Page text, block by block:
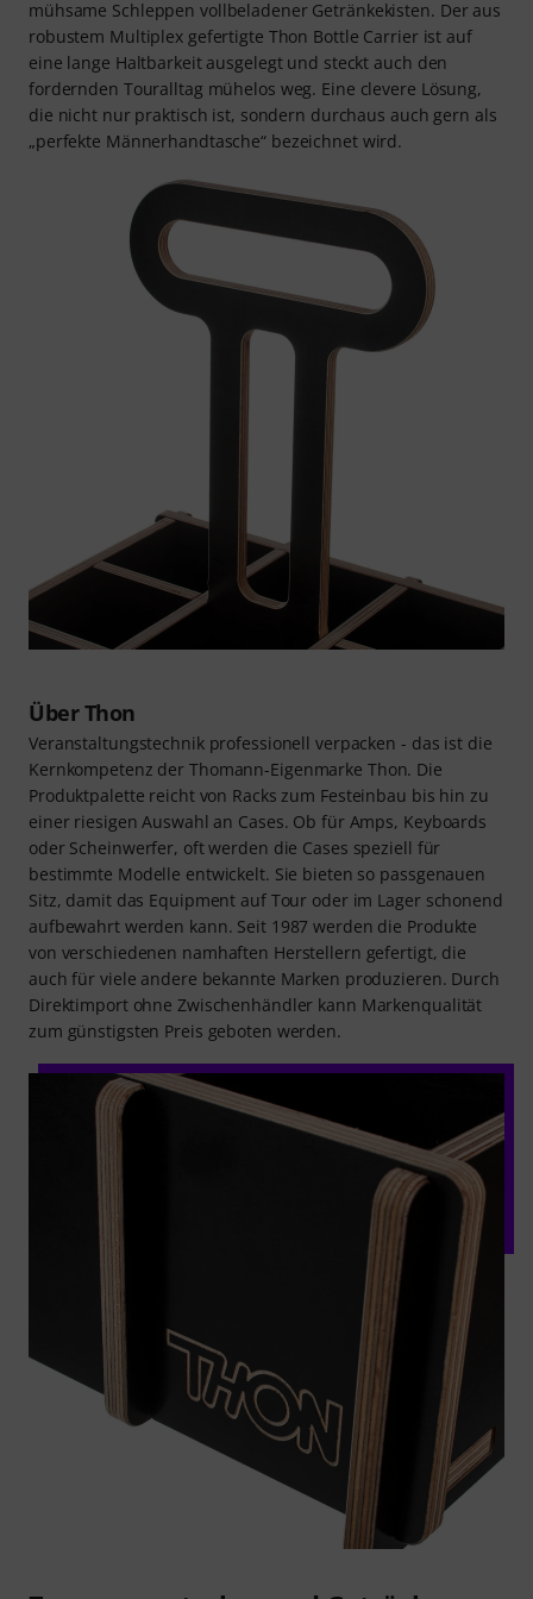
mühsame Schleppen vollbeladener Getränkekisten. Der aus
robustem Multiplex gefertigte Thon Bottle Carrier ist auf
eine lange Haltbarkeit ausgelegt und steckt auch den
fordernden Touralltag mühelos weg. Eine clevere Lösung,
die nicht nur praktisch ist, sondern durchaus auch gern als
„perfekte Männerhandtasche“ bezeichnet wird.
Über Thon
Veranstaltungstechnik professionell verpacken - das ist die
Kernkompetenz der Thomann-Eigenmarke Thon. Die
Produktpalette reicht von Racks zum Festeinbau bis hin zu
einer riesigen Auswahl an Cases. Ob für Amps, Keyboards
oder Scheinwerfer, oft werden die Cases speziell für
bestimmte Modelle entwickelt. Sie bieten so passgenauen
Sitz, damit das Equipment auf Tour oder im Lager schonend
aufbewahrt werden kann. Seit 1987 werden die Produkte
von verschiedenen namhaften Herstellern gefertigt, die
auch für viele andere bekannte Marken produzieren. Durch
Direktimport ohne Zwischenhändler kann Markenqualität
zum günstigsten Preis geboten werden.